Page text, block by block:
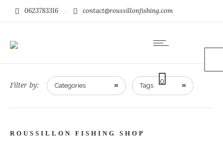
0623783316 contact@roussillonfishing.com
0
Filter by: Categories Tags
ROUSSILLON FISHING SHOP